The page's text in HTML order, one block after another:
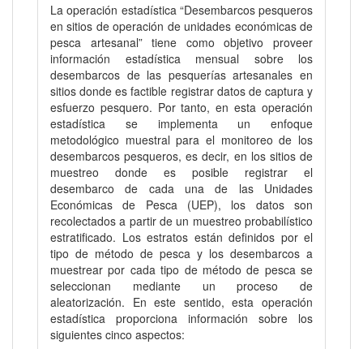
La operación estadística “Desembarcos pesqueros
en sitios de operación de unidades económicas de
pesca artesanal” tiene como objetivo proveer
información estadística mensual sobre los
desembarcos de las pesquerías artesanales en
sitios donde es factible registrar datos de captura y
esfuerzo pesquero. Por tanto, en esta operación
estadística se implementa un enfoque
metodológico muestral para el monitoreo de los
desembarcos pesqueros, es decir, en los sitios de
muestreo donde es posible registrar el
desembarco de cada una de las Unidades
Económicas de Pesca (UEP), los datos son
recolectados a partir de un muestreo probabilístico
estratificado. Los estratos están definidos por el
tipo de método de pesca y los desembarcos a
muestrear por cada tipo de método de pesca se
seleccionan mediante un proceso de
aleatorización. En este sentido, esta operación
estadística proporciona información sobre los
siguientes cinco aspectos: